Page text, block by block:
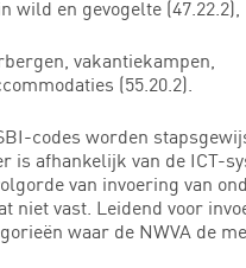
wild en gevogelte (47.22.2),
vakantiekampen,
(55.20.2).
codes worden
is afhankelijk van de ICT-
van invoering van
niet vast. Leidend voor
waar de NWVA de